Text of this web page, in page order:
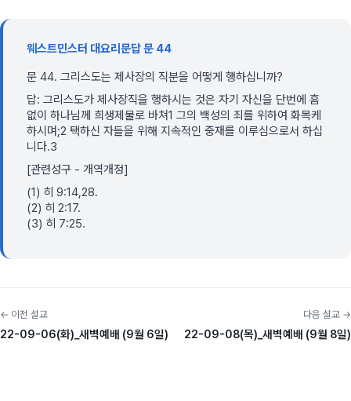
웨스트민스터 대요리문답 문 44
문 44. 그리스도는 제사장의 직분을 어떻게 행하십니까?
답: 그리스도가 제사장직을 행하시는 것은 자기 자신을 단번에 흠
없이 하나님께 희생제물로 바쳐1 그의 백성의 죄를 위하여 화목케
하시며;2 택하신 자들을 위해 지속적인 중재를 이루심으로서 하십
니다.3
[관련성구 - 개역개정]
(1) 히 9:14,28.
(2) 히 2:17.
(3) 히 7:25.
← 이전 설교
22-09-06(화)_새벽예배 (9월 6일)
다음 설교 →
22-09-08(목)_새벽예배 (9월 8일)